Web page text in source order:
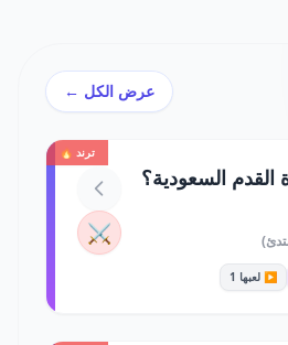
عرض الكل ←
ترند 🔥
السعودية؟
▶️ لعبها 1
⚔️